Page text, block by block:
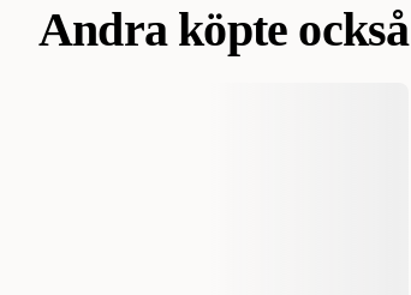
Andra köpte också